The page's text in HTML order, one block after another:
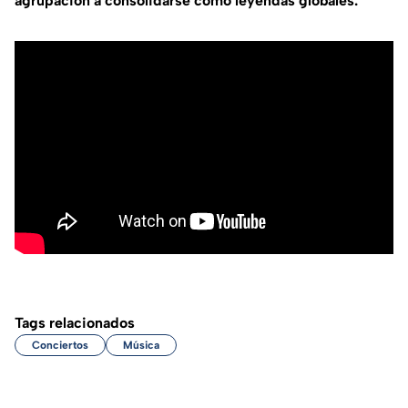
Tags relacionados
Conciertos Música